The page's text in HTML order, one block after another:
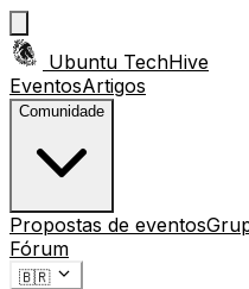
Ubuntu TechHive
EventosArtigos
Comunidade
Propostas de eventos
Fórum
🇧🇷